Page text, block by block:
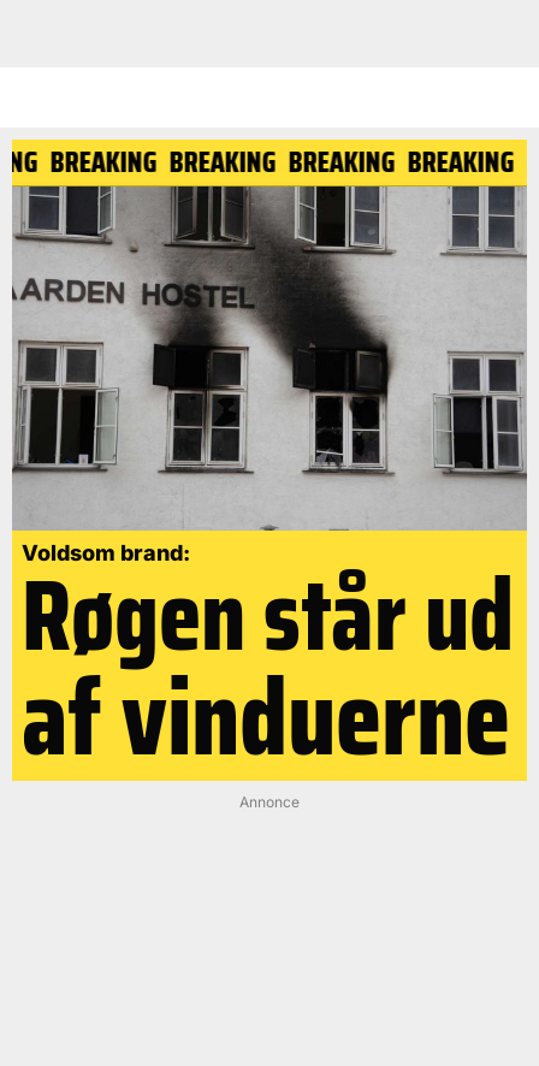
BREAKING BREAKING BREAKING BREAKING
Voldsom brand:
Røgen står ud
af vinduerne
Annonce